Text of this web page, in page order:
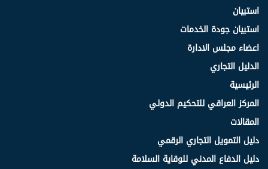
استبيان
استبيان جودة الخدمات
اعضاء مجلس الادارة
الدليل التجاري
الرئيسية
المركز العراقي للتحكيم الدولي
المقالات
دليل التمويل التجاري الرقمي
دليل الدفاع المدني للوقاية السلامة